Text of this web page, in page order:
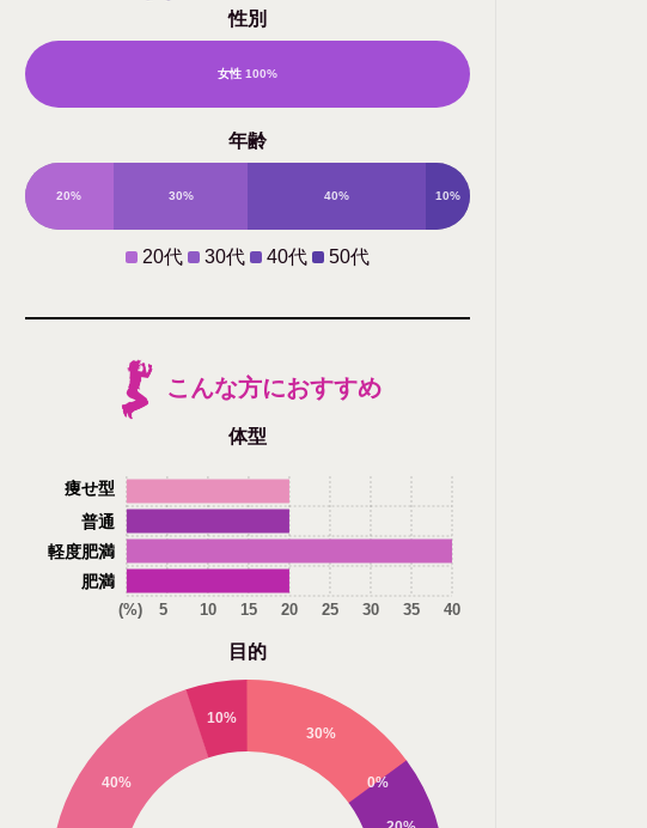
性別
女性 100%
年齢
20% 30% 40% 10%
20代 30代 40代 50代
こんな方におすすめ
体型
肥満
軽度肥満
普通
痩せ型
(%) 5 10 15 20 25 30 35 40
目的
40%
10%
30%
0%